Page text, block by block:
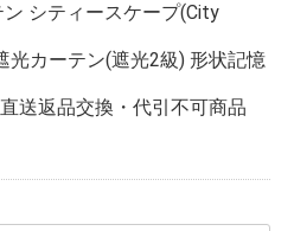
シティースケープ(City
光カーテン(遮光2級) 形状記憶
送返品交換・代引不可商品